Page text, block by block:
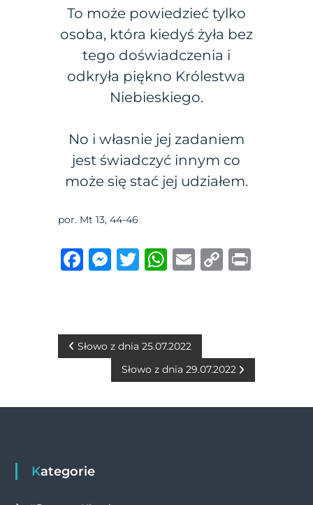
To może powiedzieć tylko
osoba, która kiedyś żyła bez
tego doświadczenia i
odkryła piękno Królestwa
Niebieskiego.
No i własnie jej zadaniem
jest świadczyć innym co
może się stać jej udziałem.
por. Mt 13, 44-46
F
b
k
M
n
g
T
r
W
A
p
E
C
n
N
w
g
Słowo z dnia 25.07.2022
Słowo z dnia 29.07.2022
Kategorie